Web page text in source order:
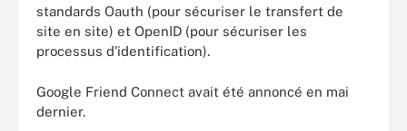
standards Oauth (pour sécuriser le transfert de
site en site) et OpenID (pour sécuriser les
processus d'identification).
Google Friend Connect avait été annoncé en mai
dernier.